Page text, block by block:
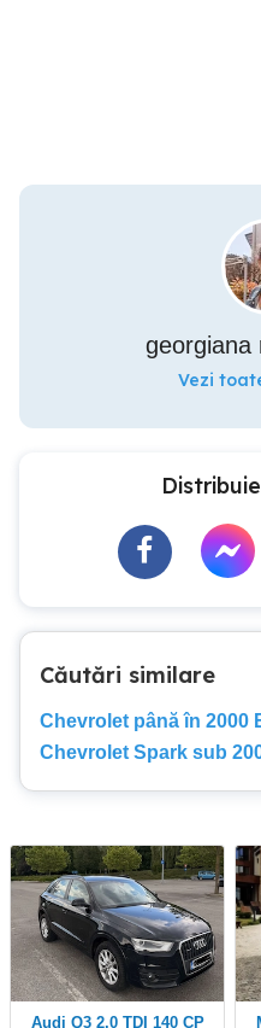
georgiana
Vezi
Căutări similare
Chevrolet până în 2000
Chevrolet Spark sub
Audi Q3 2.0 TDI 140 CP